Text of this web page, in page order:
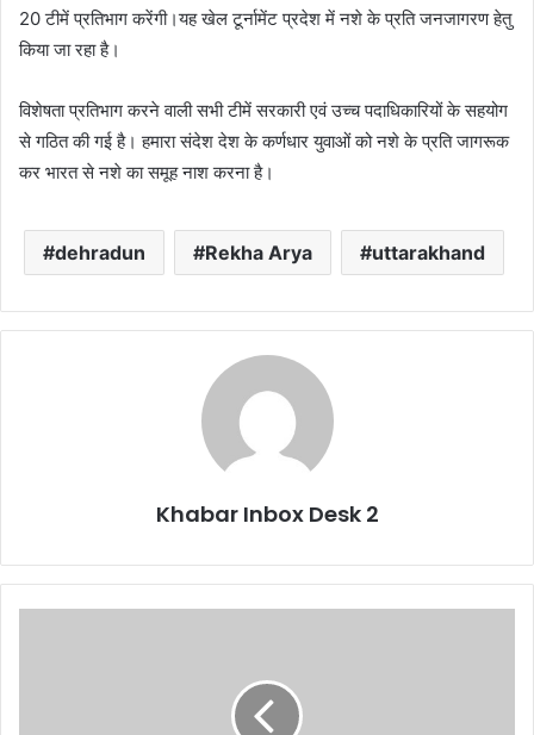
20 टीमें प्रतिभाग करेंगी।यह खेल टूर्नामेंट प्रदेश में नशे के प्रति जनजागरण हेतु
किया जा रहा है।
विशेषता प्रतिभाग करने वाली सभी टीमें सरकारी एवं उच्च पदाधिकारियों के सहयोग
से गठित की गई है। हमारा संदेश देश के कर्णधार युवाओं को नशे के प्रति जागरूक
कर भारत से नशे का समूह नाश करना है।
dehradun Rekha Arya uttarakhand
Khabar Inbox Desk 2